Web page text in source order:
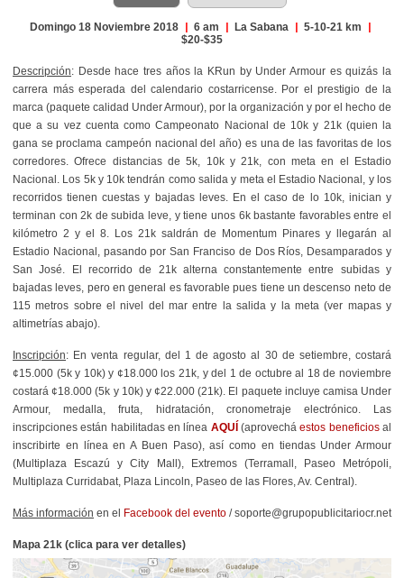
Domingo 18 Noviembre 2018 | 6 am | La Sabana | 5-10-21 km
|
$20-$35
Descripción: Desde hace tres años la KRun by Under Armour es quizás la
carrera más esperada del calendario costarricense. Por el prestigio de la
marca (paquete calidad Under Armour), por la organización y por el hecho de
que a su vez cuenta como Campeonato Nacional de 10k y 21k (quien la
gana se proclama campeón nacional del año) es una de las favoritas de los
corredores. Ofrece distancias de 5k, 10k y 21k, con meta en el Estadio
Nacional. Los 5k y 10k tendrán como salida y meta el Estadio Nacional, y los
recorridos tienen cuestas y bajadas leves. En el caso de lo 10k, inician y
terminan con 2k de subida leve, y tiene unos 6k bastante favorables entre el
kilómetro 2 y el 8. Los 21k saldrán de Momentum Pinares y llegarán al
Estadio Nacional, pasando por San Franciso de Dos Ríos, Desamparados y
San José. El recorrido de 21k alterna constantemente entre subidas y
bajadas leves, pero en general es favorable pues tiene un descenso neto de
115 metros sobre el nivel del mar entre la salida y la meta (ver mapas y
altimetrías abajo).
Inscripción: En venta regular, del 1 de agosto al 30 de setiembre, costará
¢15.000 (5k y 10k) y ¢18.000 los 21k, y del 1 de octubre al 18 de noviembre
costará ¢18.000 (5k y 10k) y ¢22.000 (21k). El paquete incluye camisa Under
Armour, medalla, fruta, hidratación, cronometraje electrónico. Las
inscripciones están habilitadas en línea AQUÍ (aprovecháestos beneficiosal
inscribirte en línea en A Buen Paso), así como en tiendas Under Armour
(Multiplaza Escazú y City Mall), Extremos (Terramall, Paseo Metrópoli,
Multiplaza Curridabat, Plaza Lincoln, Paseo de las Flores, Av. Central).
Más información en el Facebook del evento / soporte@grupopublicitariocr.net
Mapa 21k (clica para ver detalles)